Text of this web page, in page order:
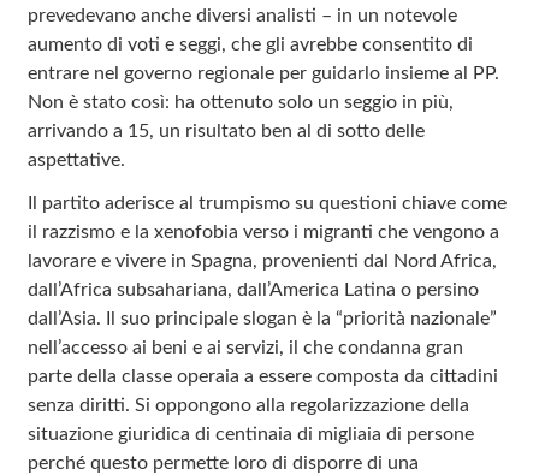
prevedevano anche diversi analisti – in un notevole
aumento di voti e seggi, che gli avrebbe consentito di
entrare nel governo regionale per guidarlo insieme al PP.
Non è stato così: ha ottenuto solo un seggio in più,
arrivando a 15, un risultato ben al di sotto delle
aspettative.
Il partito aderisce al trumpismo su questioni chiave come
il razzismo e la xenofobia verso i migranti che vengono a
lavorare e vivere in Spagna, provenienti dal Nord Africa,
dall’Africa subsahariana, dall’America Latina o persino
dall’Asia. Il suo principale slogan è la “priorità nazionale”
nell’accesso ai beni e ai servizi, il che condanna gran
parte della classe operaia a essere composta da cittadini
senza diritti. Si oppongono alla regolarizzazione della
situazione giuridica di centinaia di migliaia di persone
perché questo permette loro di disporre di una